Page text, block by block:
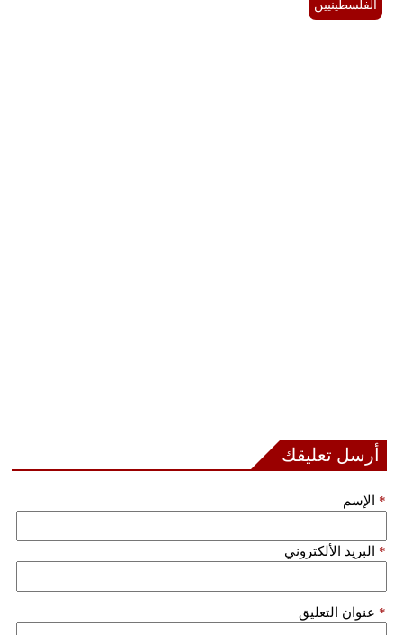
الفلسطينيين
أرسل تعليقك
الإسم *
البريد الألكتروني *
عنوان التعليق *